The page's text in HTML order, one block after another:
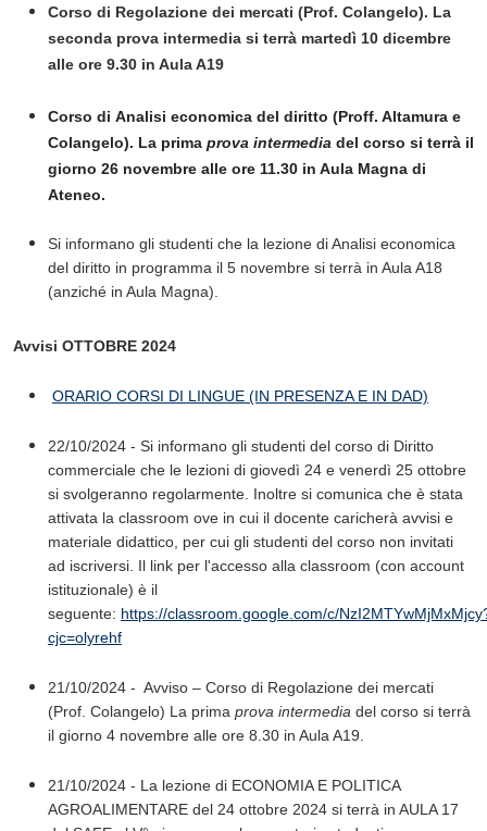
Corso di Regolazione dei mercati (Prof. Colangelo). La
seconda prova intermedia si terrà martedì 10 dicembre
alle ore 9.30 in Aula A19
Corso di Analisi economica del diritto (Proff. Altamura e
Colangelo). La prima prova intermedia del corso si terrà il
giorno 26 novembre alle ore 11.30 in Aula Magna di
Ateneo.
Si informano gli studenti che la lezione di Analisi economica
del diritto in programma il 5 novembre si terrà in Aula A18
(anziché in Aula Magna).
Avvisi OTTOBRE 2024
ORARIO CORSI DI LINGUE (IN PRESENZA E IN DAD)
22/10/2024 - Si informano gli studenti del corso di Diritto
commerciale che le lezioni di giovedì 24 e venerdì 25 ottobre
si svolgeranno regolarmente. Inoltre si comunica che è stata
attivata la classroom ove in cui il docente caricherà avvisi e
materiale didattico, per cui gli studenti del corso non invitati
ad iscriversi. Il link per l'accesso alla classroom (con account
istituzionale) è il
seguente: https://classroom.google.com/c/
cjc=olyrehf
21/10/2024 - Avviso – Corso di Regolazione dei mercati
(Prof. Colangelo) La prima prova intermedia del corso si terrà
il giorno 4 novembre alle ore 8.30 in Aula A19.
21/10/2024 - La lezione di ECONOMIA E POLITICA
AGROALIMENTARE del 24 ottobre 2024 si terrà in AULA 17